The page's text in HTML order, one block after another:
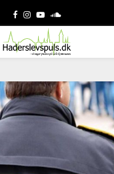
Facebook
Instagram
YoutubeSoundcloud